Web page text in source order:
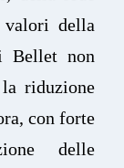
della
Bellet non
riduzione
con forte
delle